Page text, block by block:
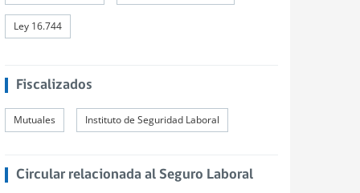
Ley 16.744
Fiscalizados
Mutuales Instituto de Seguridad Laboral
Circular relacionada al Seguro Laboral